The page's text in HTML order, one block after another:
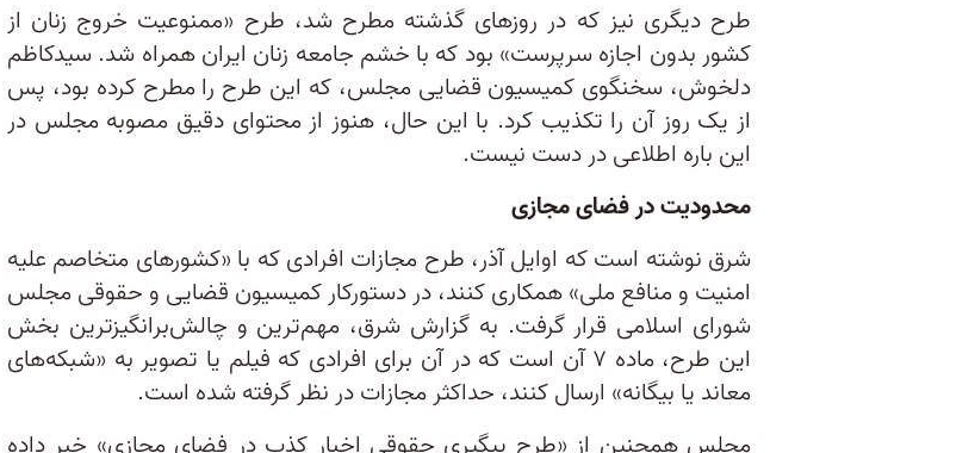
طرح دیگری نیز که در روزهای گذشته مطرح شد، طرح «ممنوعیت خروج زنان از
کشور بدون اجازه سرپرست» بود که با خشم جامعه زنان ایران همراه شد. سیدکاظم
دلخوش، سخنگوی کمیسیون قضایی مجلس، که این طرح را مطرح کرده بود، پس
از یک روز آن را تکذیب کرد. با این حال، هنوز از محتوای دقیق مصوبه مجلس در
این باره اطلاعی در دست نیست.
محدودیت در فضای مجازی
شرق نوشته است که اوایل آذر، طرح مجازات افرادی که با «کشورهای متخاصم علیه
امنیت و منافع ملی» همکاری کنند، در دستورکار کمیسیون قضایی و حقوقی مجلس
شورای اسلامی قرار گرفت. به گزارش شرق، مهم‌ترین و چالش‌برانگیزترین بخش
این طرح، ماده ۷ آن است که در آن برای افرادی که فیلم یا تصویر به «شبکه‌های
معاند یا بیگانه» ارسال کنند، حداکثر مجازات در نظر گرفته شده است.
مجلس همچنین از «طرح پیگیری حقوقی اخبار کذب در فضای مجازی» خبر داده